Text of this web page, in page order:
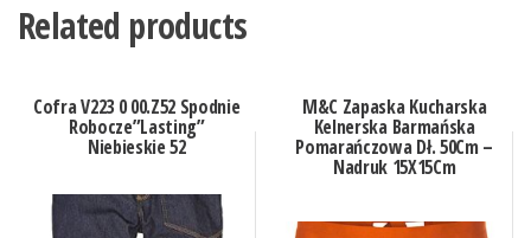
Related products
Cofra V223 0 00.Z52 Spodnie
Robocze”Lasting”
Niebieskie 52
M&C Zapaska Kucharska
Kelnerska Barmańska
Pomarańczowa Dł. 50Cm –
Nadruk 15X15Cm